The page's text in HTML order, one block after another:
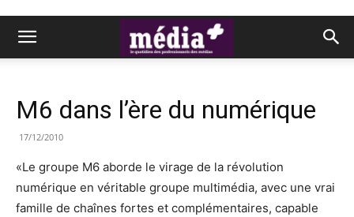
M6 dans l’ère du numérique
17/12/2010
«Le groupe M6 aborde le virage de la révolution
numérique en véritable groupe multimédia, avec une vrai
famille de chaînes fortes et complémentaires, capable